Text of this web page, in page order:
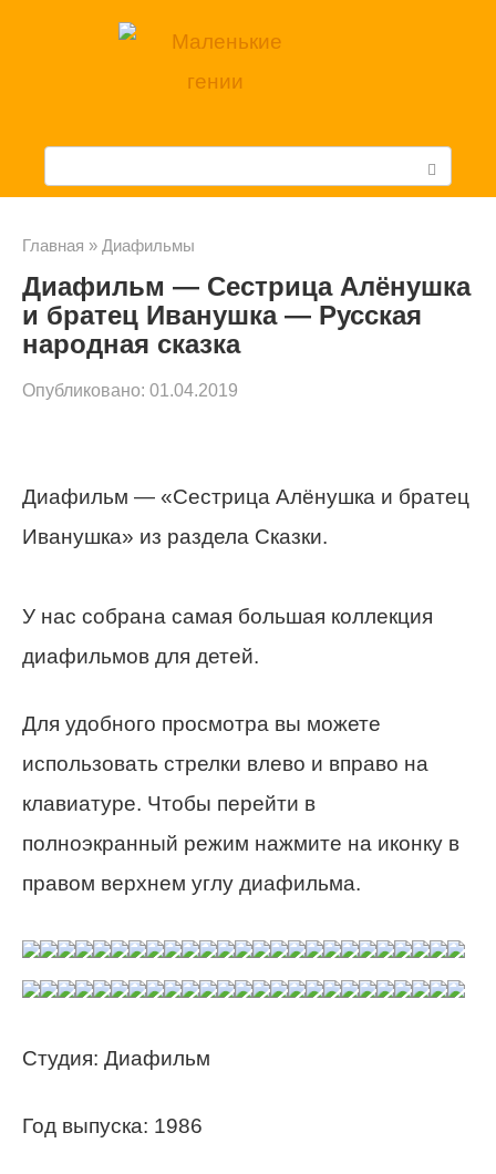
с
к
Главная » Диафильмы
Диафильм — Сестрица Алёнушка
и братец Иванушка — Русская
народная сказка
Опубликовано: 01.04.2019
Диафильм — «Сестрица Алёнушка и братец
Иванушка» из раздела Сказки.
У нас собрана самая большая коллекция
диафильмов для детей.
Для удобного просмотра вы можете
использовать стрелки влево и вправо на
клавиатуре. Чтобы перейти в
полноэкранный режим нажмите на иконку в
правом верхнем углу диафильма.
Студия: Диафильм
Год выпуска: 1986